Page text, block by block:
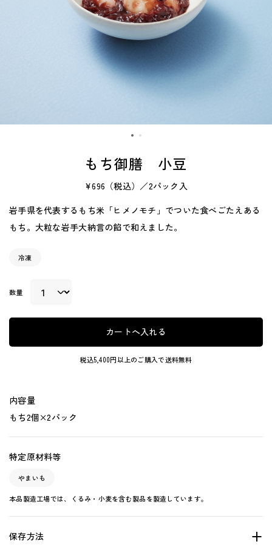
もち御膳 小豆
¥696 （税込）／2パック入
岩手県を代表するもち米「ヒメノモチ」でついた食べごたえある
もち。大粒な岩手大納言の餡で和えました。
冷凍
数量
カートへ入れる
税込5,400円以上のご購入で送料無料
内容量
もち2個×2パック
特定原材料等
やまいも
本品製造工場では、くるみ・小麦を含む製品を製造しています。
保存方法